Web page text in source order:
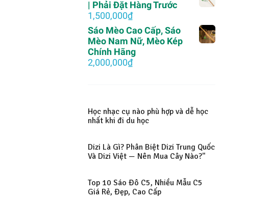
| Phải Đặt Hàng Trước
1,500,000₫
Sáo Mèo Cao Cấp, Sáo
Mèo Nam Nữ, Mèo Kép
Chính Hãng
2,000,000₫
Học nhạc cụ nào phù hợp và dễ học
nhất khi đi du học
Dizi Là Gì? Phân Biệt Dizi Trung Quốc
Và Dizi Việt — Nên Mua Cây Nào?"
Top 10 Sáo Đô C5, Nhiều Mẫu C5
Giá Rẻ, Đẹp, Cao Cấp